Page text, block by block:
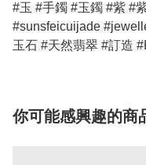
#玉 #手鐲 #玉鐲 #紫 #
#sunsfeicuijade
玉石 #天然翡翠 #訂造
你可能感興趣的商